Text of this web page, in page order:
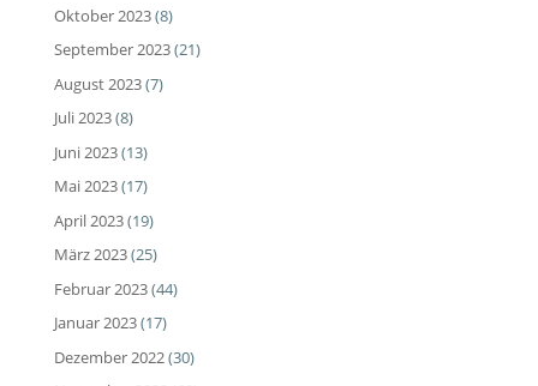
Oktober 2023(8)
September 2023(21)
August 2023(7)
Juli 2023(8)
Juni 2023(13)
Mai 2023(17)
April 2023(19)
März 2023(25)
Februar 2023(44)
Januar 2023(17)
Dezember 2022(30)